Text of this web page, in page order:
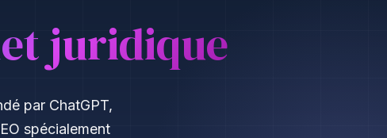
juridique
par ChatGPT,
spécialement